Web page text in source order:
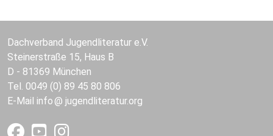
Dachverband Jugendliteratur e.V.
Steinerstraße 15, Haus B
D - 81369 München
Tel. 0049 (0) 89 45 80 806
E-Mail info jugendliteratur.org